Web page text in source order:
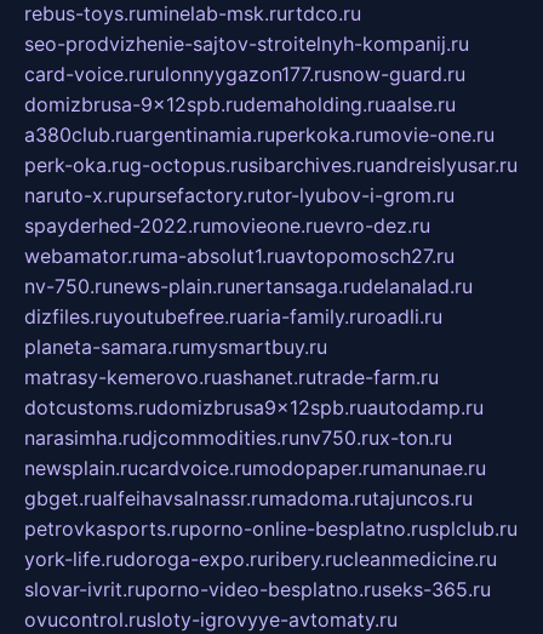
rebus-toys.ruminelab-msk.rurtdco.ru
seo-prodvizhenie-sajtov-stroitelnyh-kompanij.ru
card-voice.rurulonnyygazon177.rusnow-guard.ru
domizbrusa-9x12spb.rudemaholding.ruaalse.ru
a380club.ruargentinamia.ruperkoka.rumovie-one.ru
perk-oka.rug-octopus.rusibarchives.ruandreislyusar.ru
naruto-x.rupursefactory.rutor-lyubov-i-grom.ru
spayderhed-2022.rumovieone.ruevro-dez.ru
webamator.ruma-absolut1.ruavtopomosch27.ru
nv-750.runews-plain.runertansaga.rudelanalad.ru
dizfiles.ruyoutubefree.ruaria-family.ruroadli.ru
planeta-samara.rumysmartbuy.ru
matrasy-kemerovo.ruashanet.rutrade-farm.ru
dotcustoms.rudomizbrusa9x12spb.ruautodamp.ru
narasimha.rudjcommodities.runv750.rux-ton.ru
newsplain.rucardvoice.rumodopaper.rumanunae.ru
gbget.rualfeihavsalnassr.rumadoma.rutajuncos.ru
petrovkasports.ruporno-online-besplatno.rusplclub.ru
york-life.rudoroga-expo.ruribery.rucleanmedicine.ru
slovar-ivrit.ruporno-video-besplatno.ruseks-365.ru
ovucontrol.rusloty-igrovyye-avtomaty.ru